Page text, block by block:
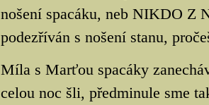
nošení spacáku, neb NIKDO Z
podezříván s nošení stanu,
Míla s Marťou spacáky
celou noc šli, předminule sme